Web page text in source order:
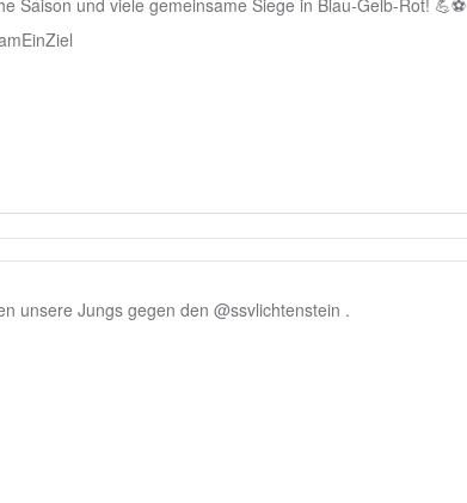
Saison und viele gemeinsame Siege in Blau-Gelb-Rot! 💪⚽
unsere Jungs gegen den @ssvlichtenstein .